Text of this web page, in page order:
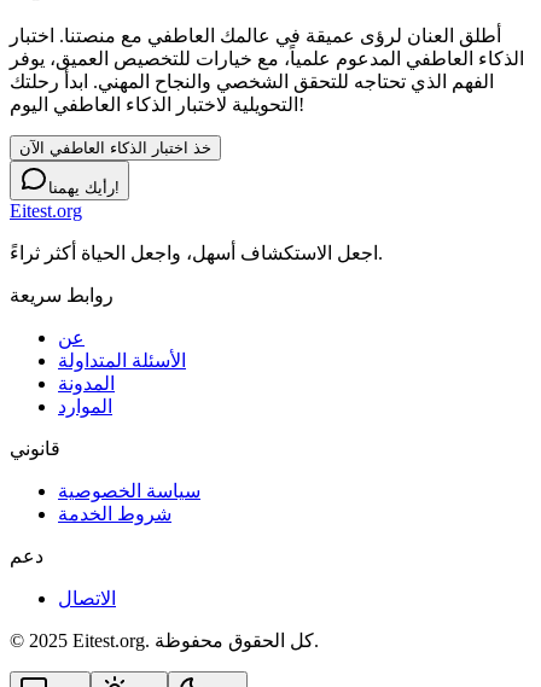
أطلق العنان لرؤى عميقة في عالمك العاطفي مع منصتنا. اختبار
الذكاء العاطفي المدعوم علمياً، مع خيارات للتخصيص العميق، يوفر
الفهم الذي تحتاجه للتحقق الشخصي والنجاح المهني. ابدأ رحلتك
التحويلية لاختبار الذكاء العاطفي اليوم!
خذ اختبار الذكاء العاطفي الآن
رأيك يهمنا!
Eitest.org
اجعل الاستكشاف أسهل، واجعل الحياة أكثر ثراءً.
روابط سريعة
عن
الأسئلة المتداولة
المدونة
الموارد
قانوني
سياسة الخصوصية
شروط الخدمة
دعم
الاتصال
© 2025 Eitest.org. كل الحقوق محفوظة.